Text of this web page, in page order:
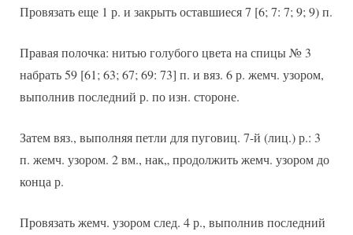
Провязать еще 1 р. и закрыть оставшиеся 7 [6; 7: 7; 9; 9) п.
Правая полочка: нитью голубого цвета на спицы № 3
набрать 59 [61; 63; 67; 69: 73] п. и вяз. 6 р. жемч. узором,
выполнив последний р. по изн. стороне.
Затем вяз., выполняя петли для пуговиц. 7-й (лиц.) р.: 3
п. жемч. узором. 2 вм., нак„ продолжить жемч. узором до
конца р.
Провязать жемч. узором след. 4 р., выполнив последний